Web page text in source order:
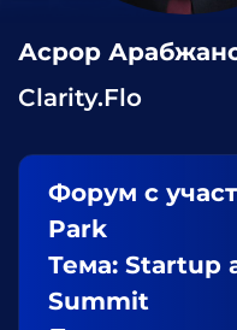
Асрор
Clarity.Flo
Форум с
Park
Тема: Startup
Summit